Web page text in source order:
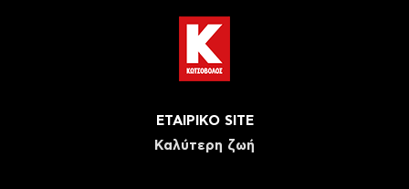
ΕΤΑΙΡΙΚΟ SITE
Καλύτερη ζωή